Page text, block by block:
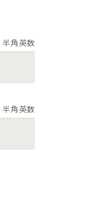
半角英数
半角英数